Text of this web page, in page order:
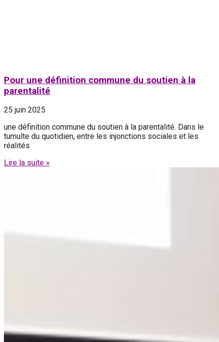
Pour une définition commune du soutien à la
parentalité
25 juin 2025
une définition commune du soutien à la parentalité. Dans le
tumulte du quotidien, entre les injonctions sociales et les
réalités
Lire la suite »